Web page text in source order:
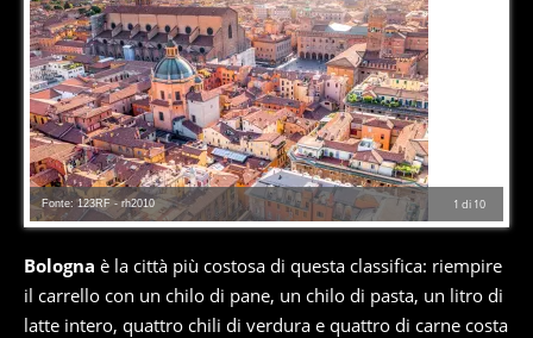
1 di 10
Fonte: 123RF - rh2010
Bologna è la città più costosa di questa classifica: riempire
il carrello con un chilo di pane, un chilo di pasta, un litro di
latte intero, quattro chili di verdura e quattro di carne costa